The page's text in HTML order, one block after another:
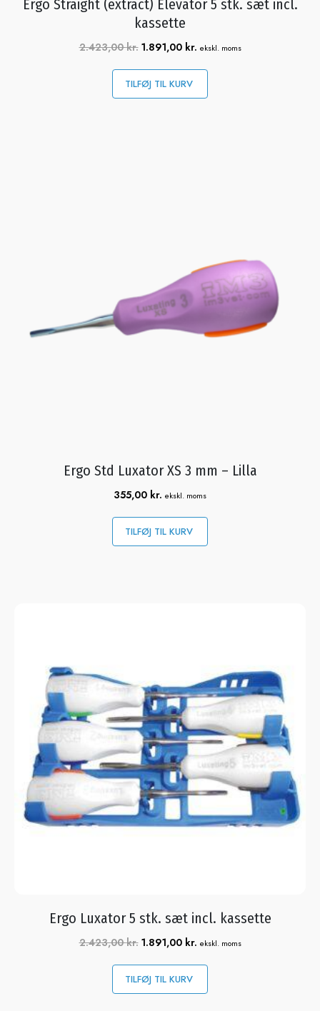
Ergo Straight (extract) Elevator 5 stk. sæt incl.
kassette
2.423,00kr. 1.891,00 kr. ekskl. moms
TILFØJ TIL KURV
Ergo Std Luxator XS 3 mm – Lilla
355,00 kr. ekskl. moms
TILFØJ TIL KURV
Ergo Luxator 5 stk. sæt incl. kassette
2.423,00kr. 1.891,00 kr. ekskl. moms
TILFØJ TIL KURV